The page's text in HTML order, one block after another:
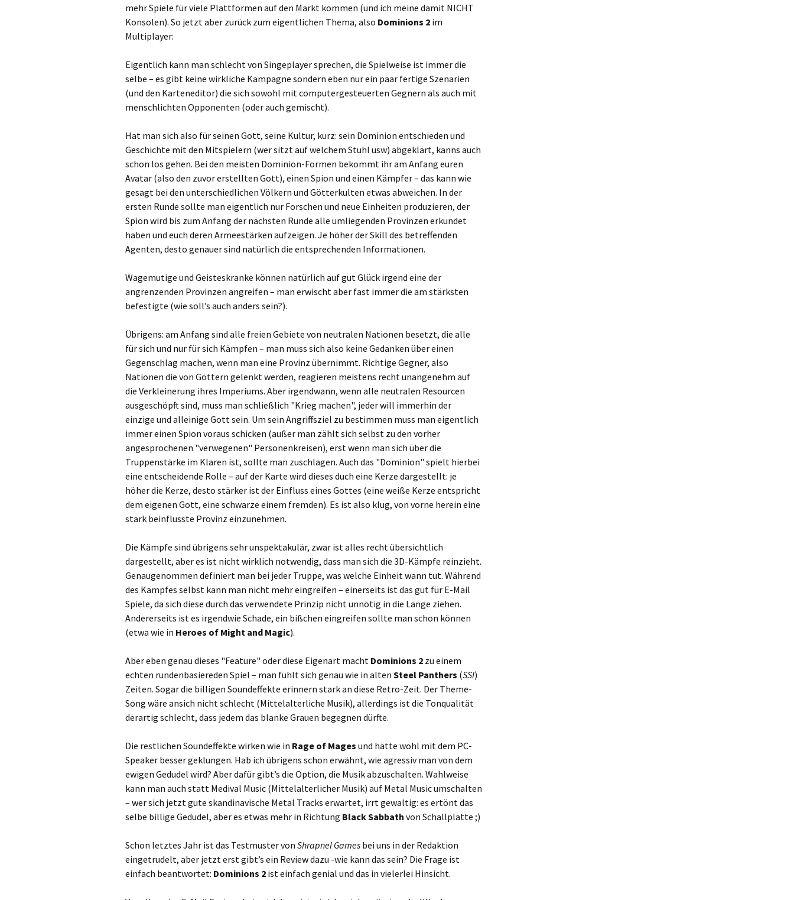
mehr Spiele für viele Plattformen auf den Markt kommen (und ich meine damit NICHT
Konsolen). So jetzt aber zurück zum eigentlichen Thema, also Dominions 2 im
Multiplayer:
Eigentlich kann man schlecht von Singeplayer sprechen, die Spielweise ist immer die
selbe – es gibt keine wirkliche Kampagne sondern eben nur ein paar fertige Szenarien
(und den Karteneditor) die sich sowohl mit computergesteuerten Gegnern als auch mit
menschlichten Opponenten (oder auch gemischt).
Hat man sich also für seinen Gott, seine Kultur, kurz: sein Dominion entschieden und
Geschichte mit den Mitspielern (wer sitzt auf welchem Stuhl usw) abgeklärt, kanns auch
schon los gehen. Bei den meisten Dominion-Formen bekommt ihr am Anfang euren
Avatar (also den zuvor erstellten Gott), einen Spion und einen Kämpfer – das kann wie
gesagt bei den unterschiedlichen Völkern und Götterkulten etwas abweichen. In der
ersten Runde sollte man eigentlich nur Forschen und neue Einheiten produzieren, der
Spion wird bis zum Anfang der nächsten Runde alle umliegenden Provinzen erkundet
haben und euch deren Armeestärken aufzeigen. Je höher der Skill des betreffenden
Agenten, desto genauer sind natürlich die entsprechenden Informationen.
Wagemutige und Geisteskranke können natürlich auf gut Glück irgend eine der
angrenzenden Provinzen angreifen – man erwischt aber fast immer die am stärksten
befestigte (wie soll’s auch anders sein?).
Übrigens: am Anfang sind alle freien Gebiete von neutralen Nationen besetzt, die alle
für sich und nur für sich Kämpfen – man muss sich also keine Gedanken über einen
Gegenschlag machen, wenn man eine Provinz übernimmt. Richtige Gegner, also
Nationen die von Göttern gelenkt werden, reagieren meistens recht unangenehm auf
die Verkleinerung ihres Imperiums. Aber irgendwann, wenn alle neutralen Resourcen
ausgeschöpft sind, muss man schließlich "Krieg machen", jeder will immerhin der
einzige und alleinige Gott sein. Um sein Angriffsziel zu bestimmen muss man eigentlich
immer einen Spion voraus schicken (außer man zählt sich selbst zu den vorher
angesprochenen "verwegenen" Personenkreisen), erst wenn man sich über die
Truppenstärke im Klaren ist, sollte man zuschlagen. Auch das "Dominion" spielt hierbei
eine entscheidende Rolle – auf der Karte wird dieses duch eine Kerze dargestellt: je
höher die Kerze, desto stärker ist der Einfluss eines Gottes (eine weiße Kerze entspricht
dem eigenen Gott, eine schwarze einem fremden). Es ist also klug, von vorne herein eine
stark beinflusste Provinz einzunehmen.
Die Kämpfe sind übrigens sehr unspektakulär, zwar ist alles recht übersichtlich
dargestellt, aber es ist nicht wirklich notwendig, dass man sich die 3D-Kämpfe reinzieht.
Genaugenommen definiert man bei jeder Truppe, was welche Einheit wann tut. Während
des Kampfes selbst kann man nicht mehr eingreifen – einerseits ist das gut für E-Mail
Spiele, da sich diese durch das verwendete Prinzip nicht unnötig in die Länge ziehen.
Andererseits ist es irgendwie Schade, ein bißchen eingreifen sollte man schon können
(etwa wie in Heroes of Might and Magic).
Aber eben genau dieses "Feature" oder diese Eigenart macht Dominions 2 zu einem
echten rundenbasiereden Spiel – man fühlt sich genau wie in alten Steel Panthers (SSI)
Zeiten. Sogar die billigen Soundeffekte erinnern stark an diese Retro-Zeit. Der Theme-
Song wäre ansich nicht schlecht (Mittelalterliche Musik), allerdings ist die Tonqualität
derartig schlecht, dass jedem das blanke Grauen begegnen dürfte.
Die restlichen Soundeffekte wirken wie in Rage of Mages und hätte wohl mit dem PC-
Speaker besser geklungen. Hab ich übrigens schon erwähnt, wie agressiv man von dem
ewigen Gedudel wird? Aber dafür gibt’s die Option, die Musik abzuschalten. Wahlweise
kann man auch statt Medival Music (Mittelalterlicher Musik) auf Metal Music umschalten
– wer sich jetzt gute skandinavische Metal Tracks erwartet, irrt gewaltig: es ertönt das
selbe billige Gedudel, aber es etwas mehr in Richtung Black Sabbath von Schallplatte ;)
Schon letztes Jahr ist das Testmuster von Shrapnel Games bei uns in der Redaktion
eingetrudelt, aber jetzt erst gibt’s ein Review dazu -wie kann das sein? Die Frage ist
einfach beantwortet: Dominions 2 ist einfach genial und das in vielerlei Hinsicht.